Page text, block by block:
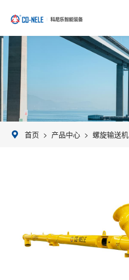
首页 > 产品中心 > 螺旋输送机